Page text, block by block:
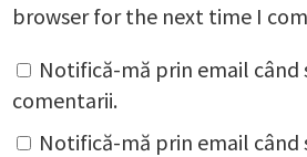
browser for the next time I
Notifică-mă prin email
comentarii.
Notifică-mă prin email